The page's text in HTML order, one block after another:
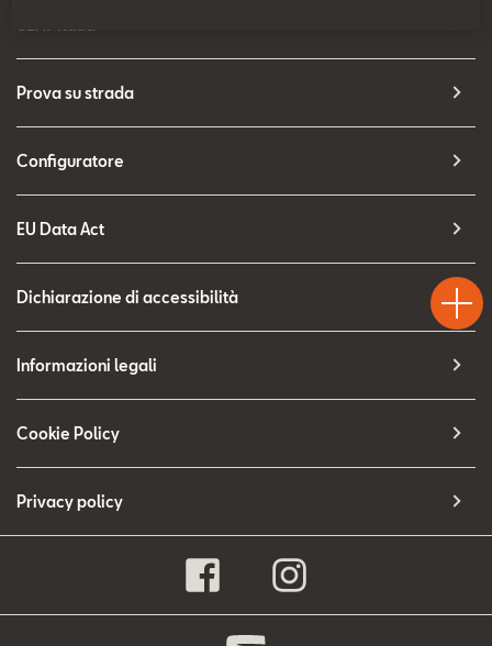
Contatti
Configuratore
Prova su strada
Configuratore
EU Data Act
Dichiarazione di accessibilità
Informazioni legali
Cookie Policy
Privacy policy
Test
Drive
Chiama